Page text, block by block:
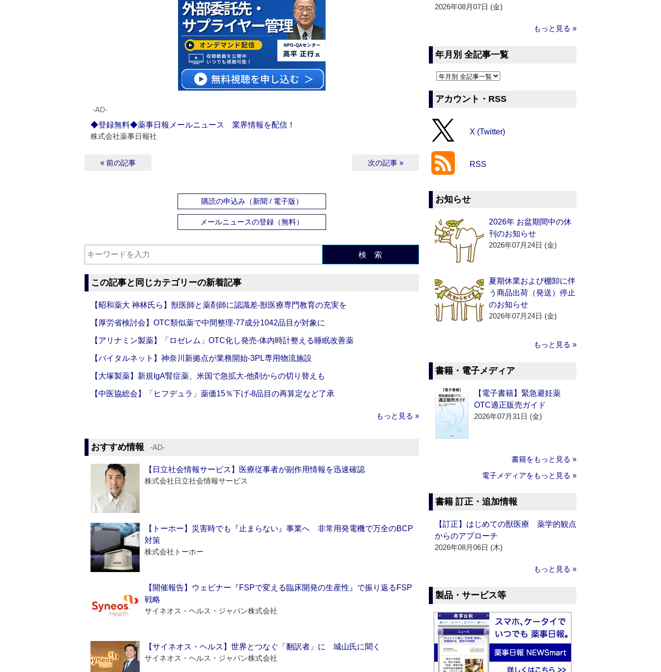
‐AD‐
◆登録無料◆薬事日報メールニュース 業界情報を配信！
株式会社薬事日報社
« 前の記事 次の記事 »
購読の申込み（新聞 / 電子版）
メールニュースの登録（無料）
検 索
この記事と同じカテゴリーの新着記事
【昭和薬大 神林氏ら】獣医師と薬剤師に認識差‐獣医療専門教育の充実を
【厚労省検討会】OTC類似薬で中間整理‐77成分1042品目が対象に
【アリナミン製薬】「ロゼレム」OTC化し発売‐体内時計整える睡眠改善薬
【バイタルネット】神奈川新拠点が業務開始‐3PL専用物流施設
【大塚製薬】新規IgA腎症薬、米国で急拡大‐他剤からの切り替えも
【中医協総会】「ヒフデュラ」薬価15％下げ‐8品目の再算定など了承
もっと見る »
おすすめ情報 ‐AD‐
【日立社会情報サービス】医療従事者が副作用情報を迅速確認
株式会社日立社会情報サービス
【トーホー】災害時でも『止まらない』事業へ 非常用発電機で万全のBCP
対策
株式会社トーホー
【開催報告】ウェビナー『FSPで変える臨床開発の生産性』で振り返るFSP
戦略
サイネオス・ヘルス・ジャパン株式会社
【サイネオス・ヘルス】世界とつなぐ「翻訳者」に 城山氏に聞く
サイネオス・ヘルス・ジャパン株式会社
2026年08月07日 (金)
もっと見る »
年月別 全記事一覧
アカウント・RSS
X (Twitter)
RSS
お知らせ
2026年 お盆期間中の休
刊のお知らせ
2026年07月24日 (金)
夏期休業および棚卸に伴
う商品出荷（発送）停止
のお知らせ
2026年07月24日 (金)
もっと見る »
書籍・電子メディア
【電子書籍】緊急避妊薬
OTC適正販売ガイド
2026年07月31日 (金)
書籍をもっと見る »
電子メディアをもっと見る »
書籍 訂正・追加情報
【訂正】はじめての獣医療 薬学的観点
からのアプローチ
2026年08月06日 (木)
もっと見る »
製品・サービス等